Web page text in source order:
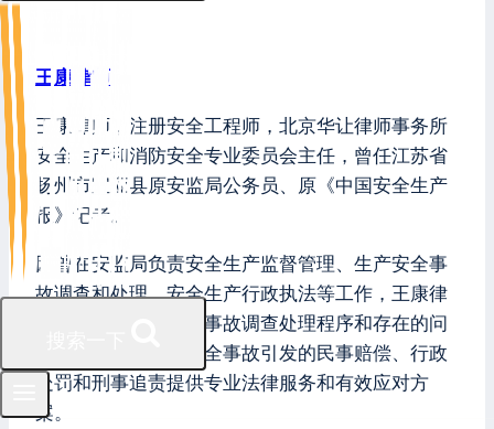
王康律师
王康律师，注册安全工程师，北京华让律师事务所
安全生产和消防安全专业委员会主任，曾任江苏省
扬州市宝应县原安监局公务员、原《中国安全生产
报》记者。
因曾在安监局负责安全生产监督管理、生产安全事
故调查和处理、安全生产行政执法等工作，王康律
师十分熟悉生产安全事故调查处理程序和存在的问
题，善于对因生产安全事故引发的民事赔偿、行政
处罚和刑事追责提供专业法律服务和有效应对方
案。